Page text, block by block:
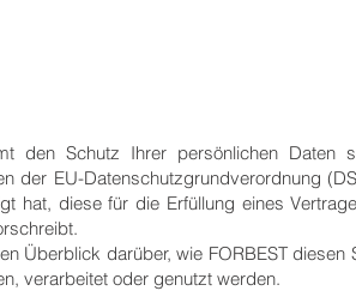
den Schutz Ihrer persönlichen
der EU-Datenschutzgrundverordnung
hat, diese für die Erfüllung eines
Überblick darüber, wie FORBEST
verarbeitet oder genutzt werden.